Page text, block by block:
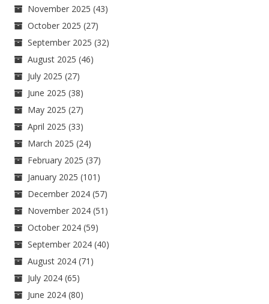
November 2025 (43)
October 2025 (27)
September 2025 (32)
August 2025 (46)
July 2025 (27)
June 2025 (38)
May 2025 (27)
April 2025 (33)
March 2025 (24)
February 2025 (37)
January 2025 (101)
December 2024 (57)
November 2024 (51)
October 2024 (59)
September 2024 (40)
August 2024 (71)
July 2024 (65)
June 2024 (80)